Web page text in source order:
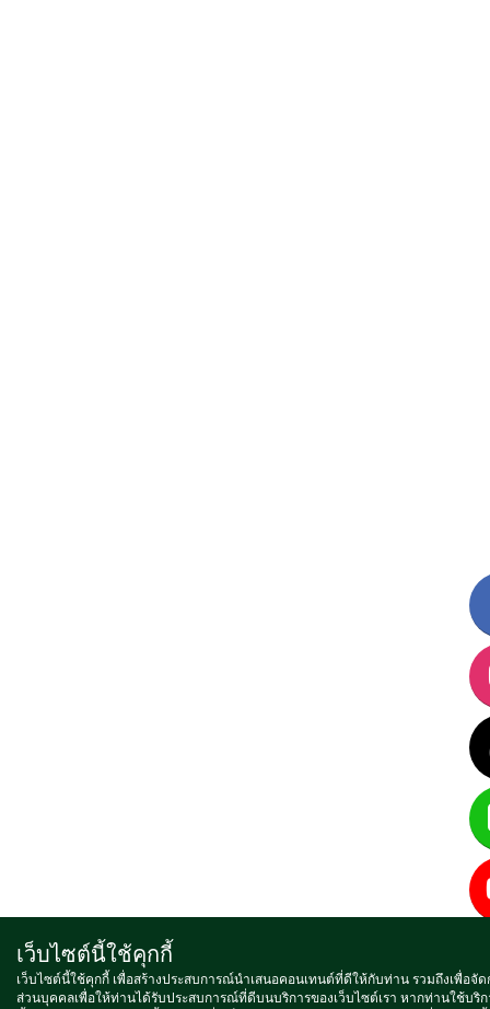
เว็บไซต์นี้ใช้คุกกี้
เว็บไซต์นี้ใช้คุกกี้ เพื่อสร้างประสบการณ์นำเสนอคอนเทนต์ที่ดีให้กับท่าน รวมถึงเพื่อจั
ส่วนบุคคลเพื่อให้ท่านได้รับประสบการณ์ที่ดีบนบริการของเว็บไซต์เรา หากท่านใช้บริก